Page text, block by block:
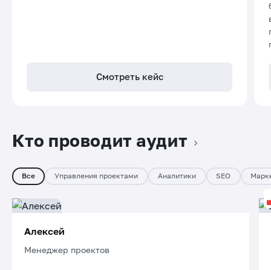
Смотреть кейс
Кто проводит аудит
Все Управления проектами Аналитики SEO
Алексей
Менеджер проектов